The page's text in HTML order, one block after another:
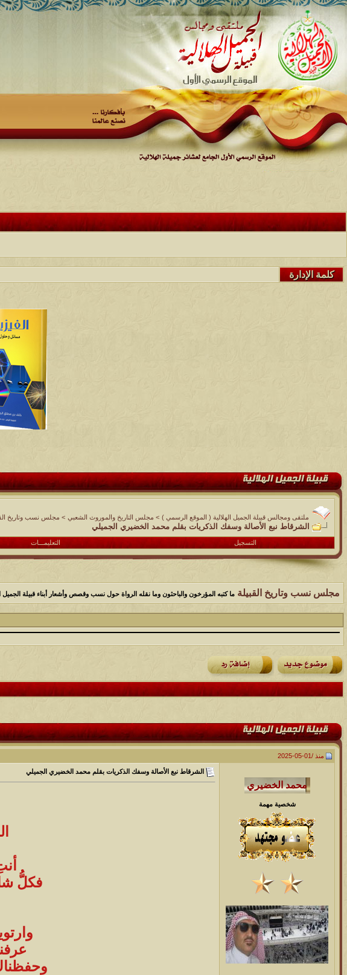
كلمة الإدارة
ملتقى ومجالس قبيلة الجميل الهلالية ( الموقع الرسمي ) > مجلس التاريخ والموروث الشعبي > مجلس نسب وتاريخ
الشرقاط نبع الأصالة وسفك الذكريات بقلم محمد الخضيري الجميلي
التسجيل التعليمـــات
مجلس نسب وتاريخ القبيلة ما كتبه المؤرخون والباحثون وما نقله الرواة حول نسب وقصص وأشعار أبناء قبيلة الجميل
منذ /01-05-2025
شخصية مهمة
الشرقاط نبع الأصالة وسفك الذكريات بقلم محمد الخضيري الجميلي
فكلُّ